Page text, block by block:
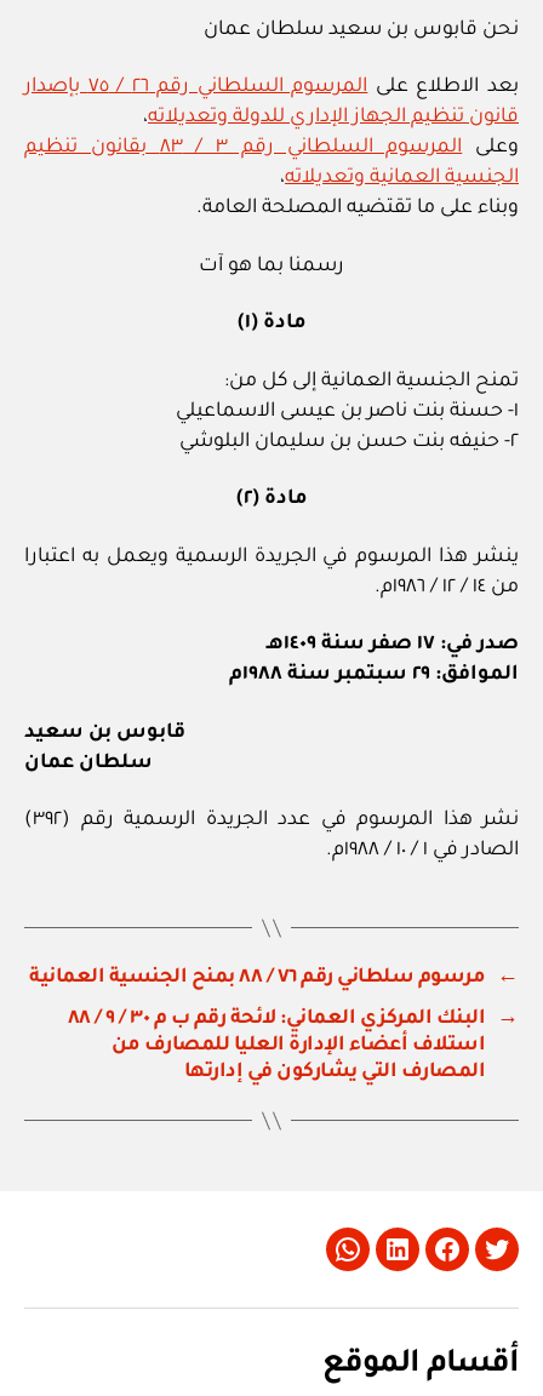
نحن قابوس بن سعيد سلطان عمان
بعد الاطلاع على
المرسوم السلطاني رقم ٢٦ / ٧٥ بإصدار
قانون تنظيم الجهاز الإداري للدولة وتعديلاته،
وعلى
المرسوم السلطاني رقم ٣ / ٨٣ بقانون تنظيم
الجنسية العمانية وتعديلاته،
وبناء على ما تقتضيه المصلحة العامة.
رسمنا بما هو آت
مادة (١)
تمنح الجنسية العمانية إلى كل من:
١- حسنة بنت ناصر بن عيسى الاسماعيلي
٢- حنيفه بنت حسن بن سليمان البلوشي
مادة (٢)
ينشر هذا المرسوم في الجريدة الرسمية ويعمل به اعتبارا
من ١٤ / ١٢ / ١٩٨٦م.
صدر في: ١٧ صفر سنة ١٤٠٩هـ
الموافق: ٢٩ سبتمبر سنة ١٩٨٨م
قابوس بن سعيد
سلطان عمان
نشر هذا المرسوم في عدد الجريدة الرسمية رقم (٣٩٢)
الصادر في ١ / ١٠ / ١٩٨٨م.
←
مرسوم سلطاني رقم ٧٦ / ٨٨ بمنح الجنسية العمانية
→
البنك المركزي العماني: لائحة رقم ب م ٣٠ / ٩ / ٨٨
استلاف أعضاء الإدارة العليا للمصارف من
المصارف التي يشاركون في إدارتها
Twitter
Facebook
LinkedIn
Whatsapp
أقسام الموقع